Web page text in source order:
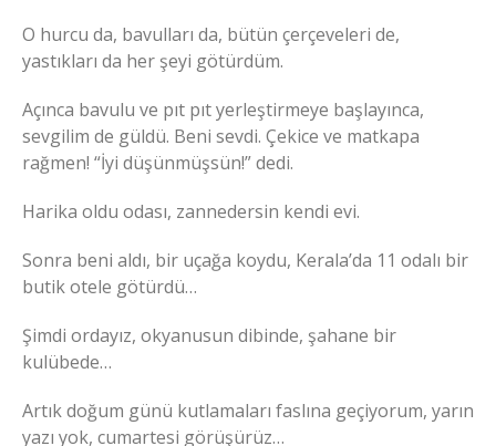
O hurcu da, bavulları da, bütün çerçeveleri de,
yastıkları da her şeyi götürdüm.
Açınca bavulu ve pıt pıt yerleştirmeye başlayınca,
sevgilim de güldü. Beni sevdi. Çekice ve matkapa
rağmen! “İyi düşünmüşsün!” dedi.
Harika oldu odası, zannedersin kendi evi.
Sonra beni aldı, bir uçağa koydu, Kerala’da 11 odalı bir
butik otele götürdü…
Şimdi ordayız, okyanusun dibinde, şahane bir
kulübede…
Artık doğum günü kutlamaları faslına geçiyorum, yarın
yazı yok, cumartesi görüşürüz…